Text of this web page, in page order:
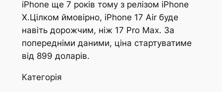
iPhone ще 7 років тому з релізом iPhone
X.Цілком ймовірно, iPhone 17 Air буде
навіть дорожчим, ніж 17 Pro Max. За
попередніми даними, ціна стартуватиме
від 899 доларів.
Категорія